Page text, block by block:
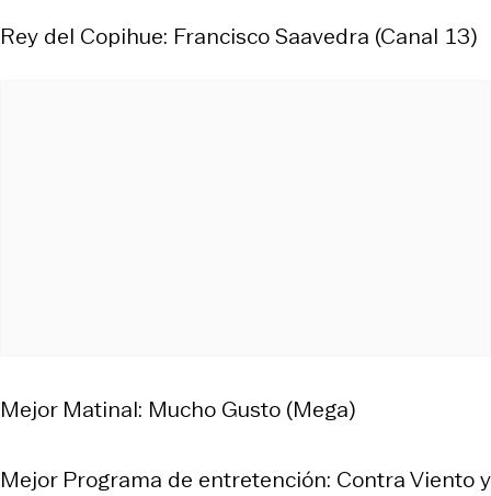
Rey del Copihue: Francisco Saavedra (Canal 13)
Mejor Matinal: Mucho Gusto (Mega)
Mejor Programa de entretención: Contra Viento y